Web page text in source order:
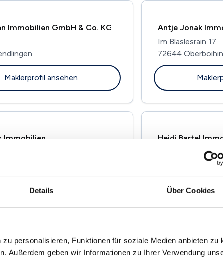
Details Über Cookies
personalisieren, Funktionen für soziale Medien anbieten zu
Außerdem geben wir Informationen zu Ihrer Verwendung
Immobilien GmbH & Co. KG
Maklerprofil ansehen
Antje Jonak
Im Bläslesrain 17
72644
Immobilien
Maklerprofil ansehen
Heidi Bartel
73262
As Andreas Schreiber
Susanne Weiß